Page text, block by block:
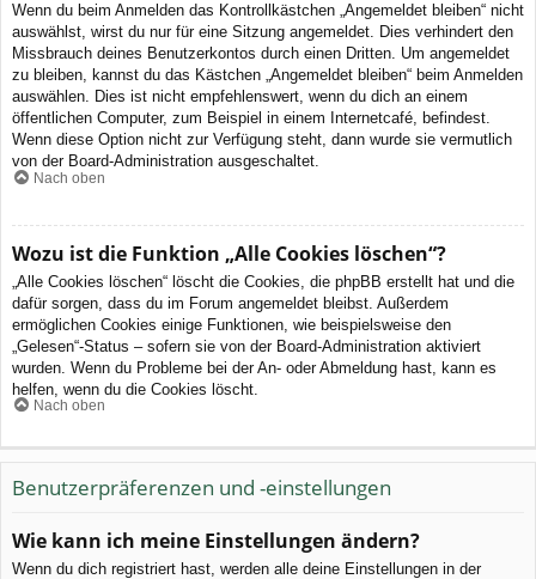
Wenn du beim Anmelden das Kontrollkästchen „Angemeldet bleiben“ nicht
auswählst, wirst du nur für eine Sitzung angemeldet. Dies verhindert den
Missbrauch deines Benutzerkontos durch einen Dritten. Um angemeldet
zu bleiben, kannst du das Kästchen „Angemeldet bleiben“ beim Anmelden
auswählen. Dies ist nicht empfehlenswert, wenn du dich an einem
öffentlichen Computer, zum Beispiel in einem Internetcafé, befindest.
Wenn diese Option nicht zur Verfügung steht, dann wurde sie vermutlich
von der Board-Administration ausgeschaltet.
Nach oben
Wozu ist die Funktion „Alle Cookies löschen“?
„Alle Cookies löschen“ löscht die Cookies, die phpBB erstellt hat und die
dafür sorgen, dass du im Forum angemeldet bleibst. Außerdem
ermöglichen Cookies einige Funktionen, wie beispielsweise den
„Gelesen“-Status – sofern sie von der Board-Administration aktiviert
wurden. Wenn du Probleme bei der An- oder Abmeldung hast, kann es
helfen, wenn du die Cookies löscht.
Nach oben
Benutzerpräferenzen und -einstellungen
Wie kann ich meine Einstellungen ändern?
Wenn du dich registriert hast, werden alle deine Einstellungen in der